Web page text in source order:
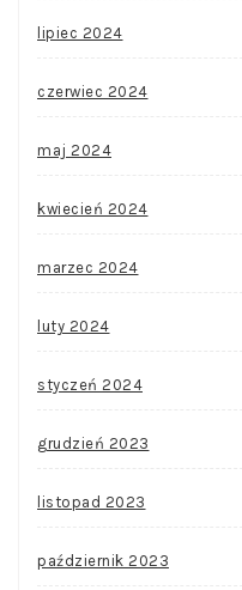
lipiec 2024
czerwiec 2024
maj 2024
kwiecień 2024
marzec 2024
luty 2024
styczeń 2024
grudzień 2023
listopad 2023
październik 2023